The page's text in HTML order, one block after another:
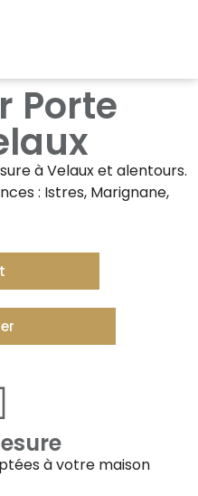
Porte
àVelauxet alentours.
: Istres, Marignane,
à votre maison